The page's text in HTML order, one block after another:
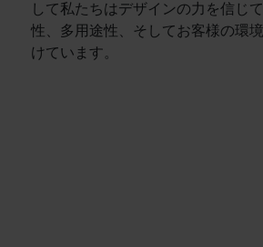
して私たちはデザインの力を信じ
性、多用途性、そしてお客様の環
けています。